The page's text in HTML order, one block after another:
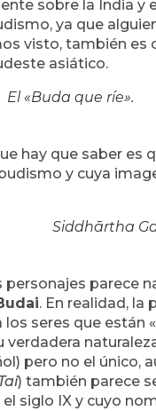
sobre la India y
ya que
visto, también es
asiático.
El «Buda que ríe».
hay que saber es
y cuya
Siddhārtha
parece
. En realidad, la
seres que están
verdadera
pero no el único,
) también parece
siglo IX y cuyo